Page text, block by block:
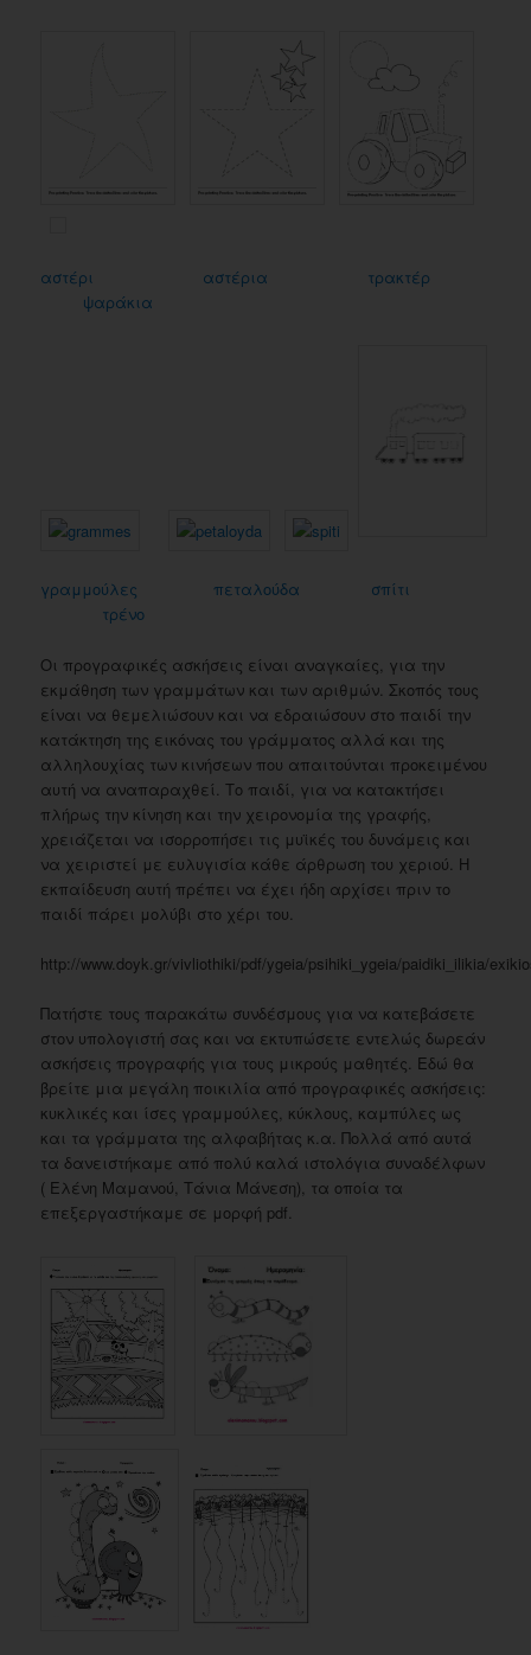
αστέρι αστέρια
τρακτέρ
ψαράκια
γραμμούλες πεταλούδα
σπίτι
τρένο
Οι προγραφικές ασκήσεις είναι αναγκαίες, για την
εκμάθηση των γραμμάτων και των αριθμών. Σκοπός τους
είναι να θεμελιώσουν και να εδραιώσουν στο παιδί την
κατάκτηση της εικόνας του γράμματος αλλά και της
αλληλουχίας των κινήσεων που απαιτούνται προκειμένου
αυτή να αναπαραχθεί. Το παιδί, για να κατακτήσει
πλήρως την κίνηση και την χειρονομία της γραφής,
χρειάζεται να ισορροπήσει τις μυϊκές του δυνάμεις και
να χειριστεί με ευλυγισία κάθε άρθρωση του χεριού. Η
εκπαίδευση αυτή πρέπει να έχει ήδη αρχίσει πριν το
παιδί πάρει μολύβι στο χέρι του.
http://www.doyk.gr/vivliothiki/pdf/ygeia/psihiki_ygeia/paidiki_ilikia/
Πατήστε τους παρακάτω συνδέσμους για να κατεβάσετε
στον υπολογιστή σας και να εκτυπώσετε εντελώς δωρεάν
ασκήσεις προγραφής για τους μικρούς μαθητές. Εδώ θα
βρείτε μια μεγάλη ποικιλία από προγραφικές ασκήσεις:
κυκλικές και ίσες γραμμούλες, κύκλους, καμπύλες ως
και τα γράμματα της αλφαβήτας κ.α. Πολλά από αυτά
τα δανειστήκαμε από πολύ καλά ιστολόγια συναδέλφων
( Ελένη Μαμανού, Τάνια Μάνεση), τα οποία τα
επεξεργαστήκαμε σε μορφή pdf.